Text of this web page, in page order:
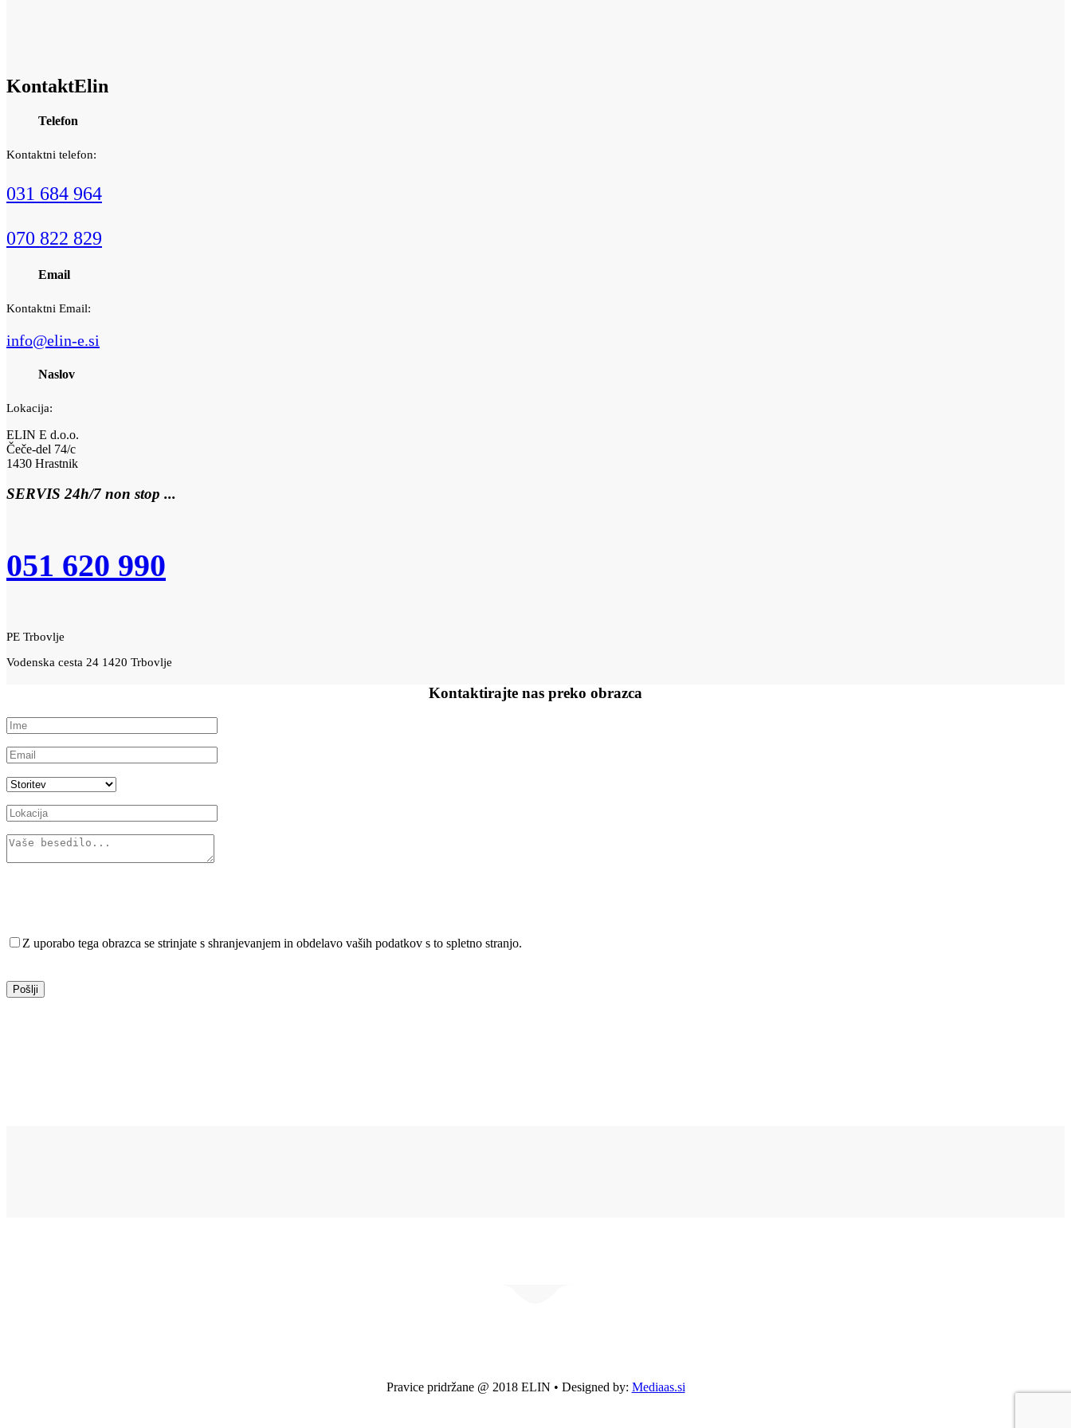
KontaktElin
Telefon
Kontaktni telefon:
031 684 964
070 822 829
Email
Kontaktni Email:
info@elin-e.si
Naslov
Lokacija:
ELIN E d.o.o.
Čeče-del 74/c
1430 Hrastnik
SERVIS 24h/7 non stop ...
051 620 990
PE Trbovlje
Vodenska cesta 24 1420 Trbovlje
Kontaktirajte nas preko obrazca
Z uporabo tega obrazca se strinjate s shranjevanjem in obdelavo vaših podatkov s to spletno stranjo.
Pravice pridržane @ 2018 ELIN • Designed by: Mediaas.si